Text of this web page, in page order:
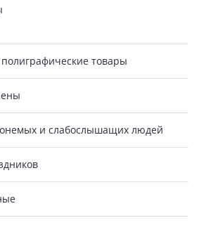
товары
и слабослышащих людей